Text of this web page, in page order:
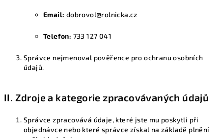
Email: dobrovol@rolnicka.cz
Telefon: 733 127 041
Správce nejmenoval pověřence pro ochranu osobních
údajů.
II. Zdroje a kategorie zpracovávaných údajů
Správce zpracovává údaje, které jste mu poskytli při
objednávce nebo které správce získal na základě plnění